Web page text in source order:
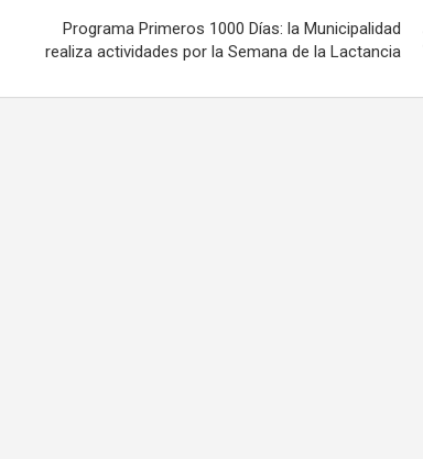
Programa Primeros 1000 Días: la Municipalidad
realiza actividades por la Semana de la Lactancia